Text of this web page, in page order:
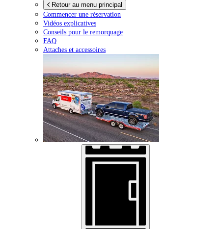
Retour au menu principal
Commencer une réservation
Vidéos explicatives
Conseils pour le remorquage
FAQ
Attaches et accessoires